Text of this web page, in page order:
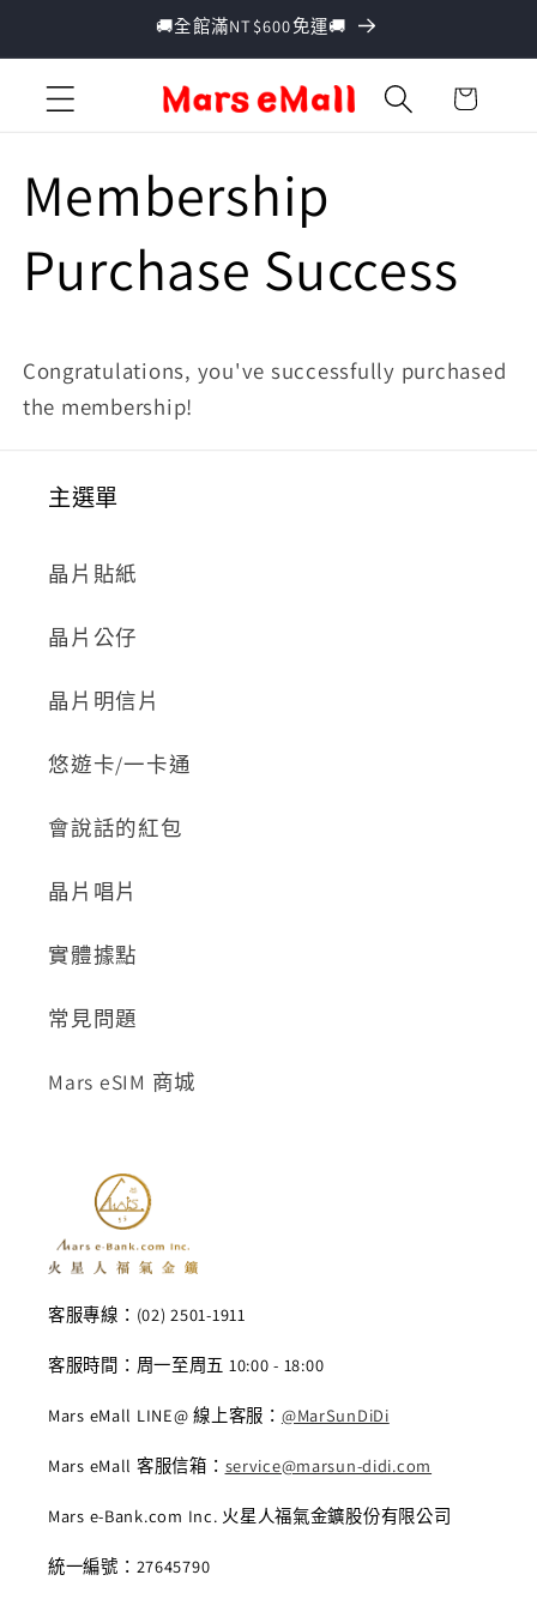
🚚全館滿NT$600免運🚚
購
物
Membership
Purchase Success
Congratulations, you've successfully purchased
the membership!
主選單
晶片貼紙
晶片公仔
晶片明信片
悠遊卡/一卡通
會說話的紅包
晶片唱片
實體據點
常見問題
Mars eSIM 商城
客服專線：(02) 2501-1911
客服時間：周一至周五 10:00 - 18:00
Mars eMall LINE@ 線上客服： @MarSunDiDi
Mars eMall 客服信箱： service@marsun-didi.com
Mars e-Bank.com Inc. 火星人福氣金鑛股份有限公司
統一編號：27645790